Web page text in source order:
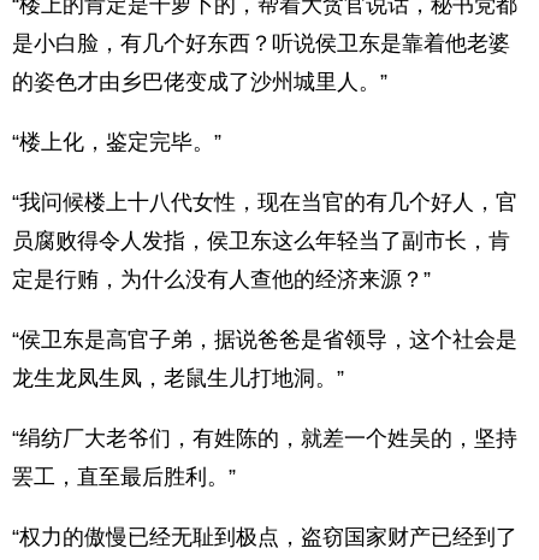
“楼上的肯定是干萝卜的，帮着大贪官说话，秘书党都
是小白脸，有几个好东西？听说侯卫东是靠着他老婆
的姿色才由乡巴佬变成了沙州城里人。”
“楼上化，鉴定完毕。”
“我问候楼上十八代女性，现在当官的有几个好人，官
员腐败得令人发指，侯卫东这么年轻当了副市长，肯
定是行贿，为什么没有人查他的经济来源？”
“侯卫东是高官子弟，据说爸爸是省领导，这个社会是
龙生龙凤生凤，老鼠生儿打地洞。”
“绢纺厂大老爷们，有姓陈的，就差一个姓吴的，坚持
罢工，直至最后胜利。”
“权力的傲慢已经无耻到极点，盗窃国家财产已经到了